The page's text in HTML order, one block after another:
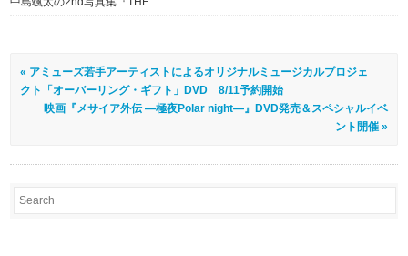
« アミューズ若手アーティストによるオリジナルミュージカルプロジェ
クト「オーバーリング・ギフト」DVD 8/11予約開始
映画『メサイア外伝 ―極夜Polar night―』DVD発売＆スペシャルイベ
ント開催 »